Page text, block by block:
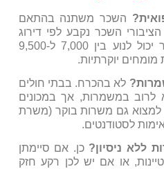
השכר משתנה בהתאם
השכר נקבע לפי דירוג
ודרגה. במגזר הפרטי השכר יכול לנוע בין 7,000 ל-9,500
יוקרתיות.
לא בהכרח. בבתי חולים
לרוב במשמרות, אך במכונים
למצוא גם משרות בוקר (משרת
לסטודנטים.
ללא ניסיון? כן. אם סיימתן
או אם יש לכן רקע חזק